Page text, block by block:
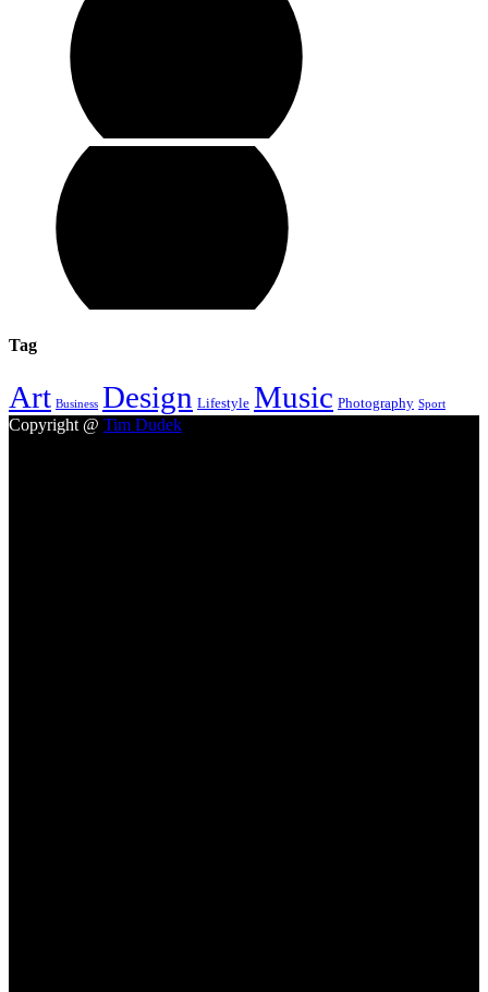
Tag
Art Business Design Lifestyle Music Photography Sport
Copyright @ Tim Dudek